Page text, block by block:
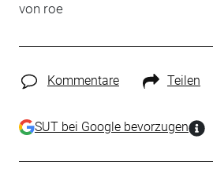
von roe
Kommentare Teilen
SUT bei Google bevorzugen